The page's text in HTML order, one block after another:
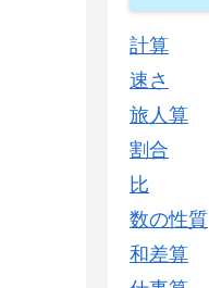
計算
速さ
旅人算
割合
比
数の性質
和差算